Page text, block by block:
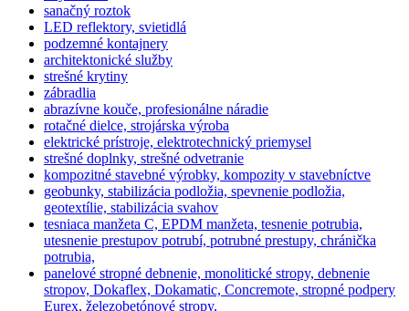
sanačný roztok
LED reflektory, svietidlá
podzemné kontajnery
architektonické služby
strešné krytiny
zábradlia
abrazívne kouče, profesionálne náradie
rotačné dielce, strojárska výroba
elektrické prístroje, elektrotechnický priemysel
strešné doplnky, strešné odvetranie
kompozitné stavebné výrobky, kompozity v stavebníctve
geobunky, stabilizácia podložia, spevnenie podložia,
geotextílie, stabilizácia svahov
tesniaca manžeta C, EPDM manžeta, tesnenie potrubia,
utesnenie prestupov potrubí, potrubné prestupy, chránička
potrubia,
panelové stropné debnenie, monolitické stropy, debnenie
stropov, Dokaflex, Dokamatic, Concremote, stropné podpery
Eurex, železobetónové stropy,